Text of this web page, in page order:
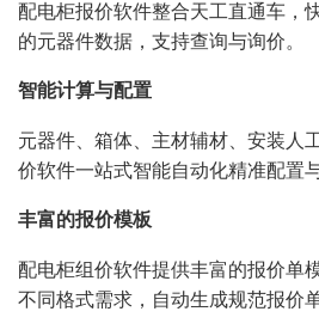
配电柜报价软件整合天工直通车，
的元器件数据，支持查询与询价。
智能计算与配置
元器件、箱体、主材辅材、安装人
价软件一站式智能自动化精准配置
丰富的报价模板
配电柜组价软件提供丰富的报价单
不同格式需求，自动生成规范报价单